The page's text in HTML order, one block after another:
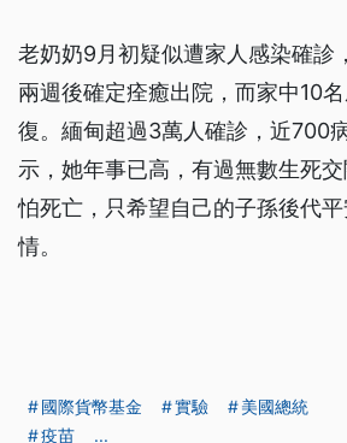
老奶奶9月初疑似遭家人感染確診
兩週後確定痊癒出院，而家中10
復。緬甸超過3萬人確診，近700
示，她年事已高，有過無數生死
怕死亡，只希望自己的子孫後代
情。
國際貨幣基金 實驗
美國總統
疫苗
...